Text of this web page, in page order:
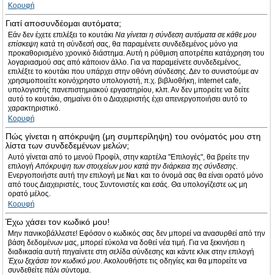
Κορυφή
Γιατί αποσυνδέομαι αυτόματα;
Εάν δεν έχετε επιλέξει το κουτάκι Να γίνεται η σύνδεση αυτόματα σε κάθε μου
επίσκεψη κατά τη σύνδεσή σας, θα παραμένετε συνδεδεμένος μόνο για
προκαθορισμένο χρονικό διάστημα. Αυτή η ρύθμιση αποτρέπει κατάχρηση του
λογαριασμού σας από κάποιον άλλο. Για να παραμείνετε συνδεδεμένος,
επιλέξτε το κουτάκι που υπάρχει στην οθόνη σύνδεσης. Δεν το συνιστούμε αν
χρησιμοποιείτε κοινόχρηστο υπολογιστή, π.χ. βιβλιοθήκη, internet cafe,
υπολογιστής πανεπιστημιακού εργαστηρίου, κλπ. Αν δεν μπορείτε να δείτε
αυτό το κουτάκι, σημαίνει ότι ο Διαχειριστής έχει απενεργοποιήσει αυτό το
χαρακτηριστικό.
Κορυφή
Πώς γίνεται η απόκρυψη (μη συμπερίληψη) του ονόματός μου στη
λίστα των συνδεδεμένων μελών;
Αυτό γίνεται από το μενού Προφίλ, στην καρτέλα "Επιλογές", θα βρείτε την
επιλογήΑπόκρυψη των στοιχείων μου κατά την διάρκεια της σύνδεσης.
Ενεργοποιήστε αυτή την επιλογή με Ναι και το όνομά σας θα είναι ορατό μόνο
από τους Διαχειριστές, τους Συντονιστές και εσάς. Θα υπολογίζεστε ως μη
ορατό μέλος.
Κορυφή
Έχω χάσει τον κωδικό μου!
Μην πανικοβάλλεστε! Εφόσον ο κωδικός σας δεν μπορεί να ανασυρθεί από την
βάση δεδομένων μας, μπορεί εύκολα να δοθεί νέα τιμή. Για να ξεκινήσει η
διαδικασία αυτή πηγαίνετε στη σελίδα σύνδεσης και κάντε κλικ στην επιλογή
Έχω ξεχάσει τον κωδικό μου. Ακολουθήστε τις οδηγίες και θα μπορείτε να
συνδεθείτε πάλι σύντομα.